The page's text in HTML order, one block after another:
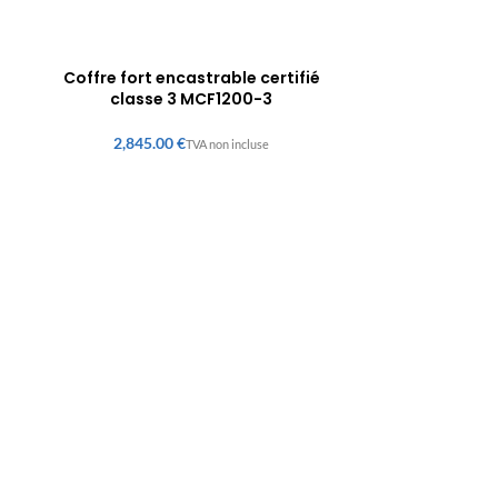
Coffre fort encastrable certifié
classe 3 MCF1200-3
€